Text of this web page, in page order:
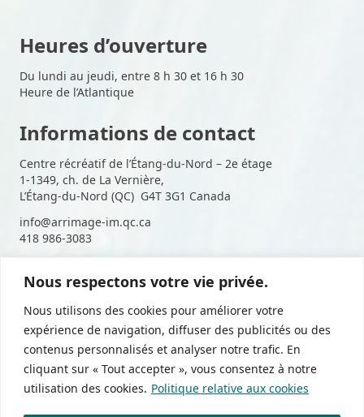
Nous respectons votre vie privée.
Nous utilisons des cookies pour améliorer votre
expérience de navigation, diffuser des publicités ou des
contenus personnalisés et analyser notre trafic. En
cliquant sur « Tout accepter », vous consentez à notre
utilisation des cookies. Politique relative aux cookies
Heures d’ouverture
Du lundi au jeudi, entre 8 h 30 et 16 h 30
Heure de l’Atlantique
Informations de contact
Centre récréatif de l’Étang-du-Nord – 2e étage
1-1349, ch. de La Vernière,
L’Étang-du-Nord (QC) G4T 3G1 Canada
info@arrimage-im.qc.ca
418 986-3083
Suivez-nous sur les médias
sociaux